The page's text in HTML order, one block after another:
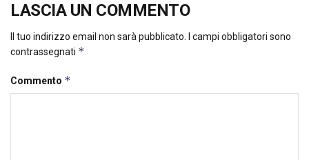
LASCIA UN COMMENTO
Il tuo indirizzo email non sarà pubblicato.
I campi obbligatori sono
contrassegnati *
Commento *